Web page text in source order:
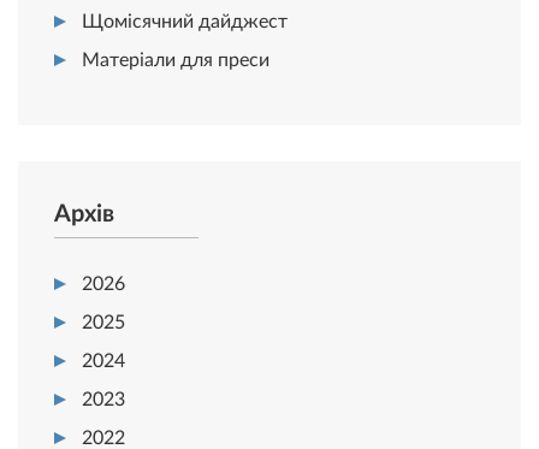
Щомісячний дайджест
Матеріали для преси
Архів
2026
2025
2024
2023
2022